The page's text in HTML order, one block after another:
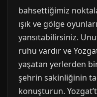
bahsettiğimiz
ışık ve gölge
yansıtabilirsiniz.
ruhu vardır ve
yaşatan yerlerden
şehrin sakinliğinin
konuşturun.